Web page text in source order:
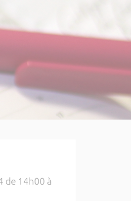
de 14h00 à